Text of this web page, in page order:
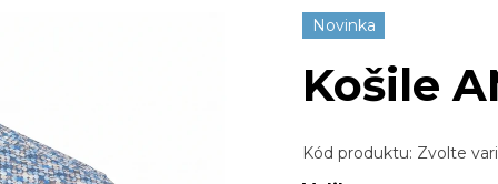
Novinka
Košile
Kód produktu: Zvolte